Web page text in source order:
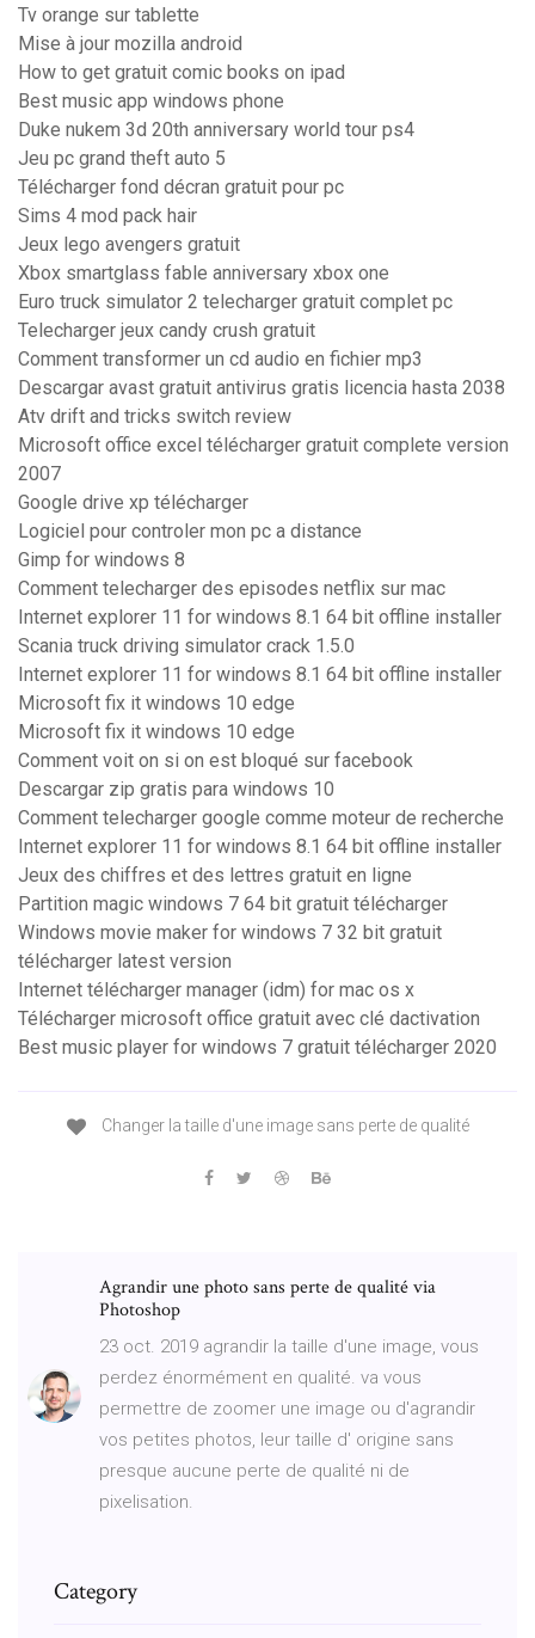
Tv orange sur tablette
Mise à jour mozilla android
How to get gratuit comic books on ipad
Best music app windows phone
Duke nukem 3d 20th anniversary world tour ps4
Jeu pc grand theft auto 5
Télécharger fond décran gratuit pour pc
Sims 4 mod pack hair
Jeux lego avengers gratuit
Xbox smartglass fable anniversary xbox one
Euro truck simulator 2 telecharger gratuit complet pc
Telecharger jeux candy crush gratuit
Comment transformer un cd audio en fichier mp3
Descargar avast gratuit antivirus gratis licencia hasta 2038
Atv drift and tricks switch review
Microsoft office excel télécharger gratuit complete version
2007
Google drive xp télécharger
Logiciel pour controler mon pc a distance
Gimp for windows 8
Comment telecharger des episodes netflix sur mac
Internet explorer 11 for windows 8.1 64 bit offline installer
Scania truck driving simulator crack 1.5.0
Internet explorer 11 for windows 8.1 64 bit offline installer
Microsoft fix it windows 10 edge
Microsoft fix it windows 10 edge
Comment voit on si on est bloqué sur facebook
Descargar zip gratis para windows 10
Comment telecharger google comme moteur de recherche
Internet explorer 11 for windows 8.1 64 bit offline installer
Jeux des chiffres et des lettres gratuit en ligne
Partition magic windows 7 64 bit gratuit télécharger
Windows movie maker for windows 7 32 bit gratuit
télécharger latest version
Internet télécharger manager (idm) for mac os x
Télécharger microsoft office gratuit avec clé dactivation
Best music player for windows 7 gratuit télécharger 2020
Changer la taille d'une image sans perte de qualité
Agrandir une photo sans perte de qualité via
Photoshop
23 oct. 2019 agrandir la taille d'une image, vous
perdez énormément en qualité. va vous
permettre de zoomer une image ou d'agrandir
vos petites photos, leur taille d' origine sans
presque aucune perte de qualité ni de
pixelisation.
Category